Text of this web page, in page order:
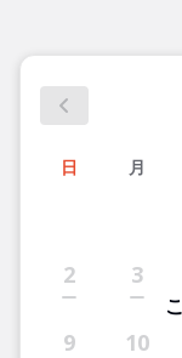
日 月
2 3
9 10